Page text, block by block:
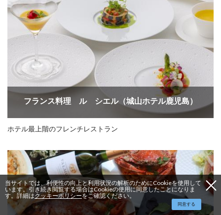
フランス料理 ル シエル（城山ホテル鹿児島）
ホテル最上階のフレンチレストラン
当サイトでは、利便性の向上と利用状況の解析のためにCookieを使用して
います。引き続き閲覧する場合はCookieの使用に同意したことになりま
す。詳細はクッキーポリシーをご確認ください。
同意する